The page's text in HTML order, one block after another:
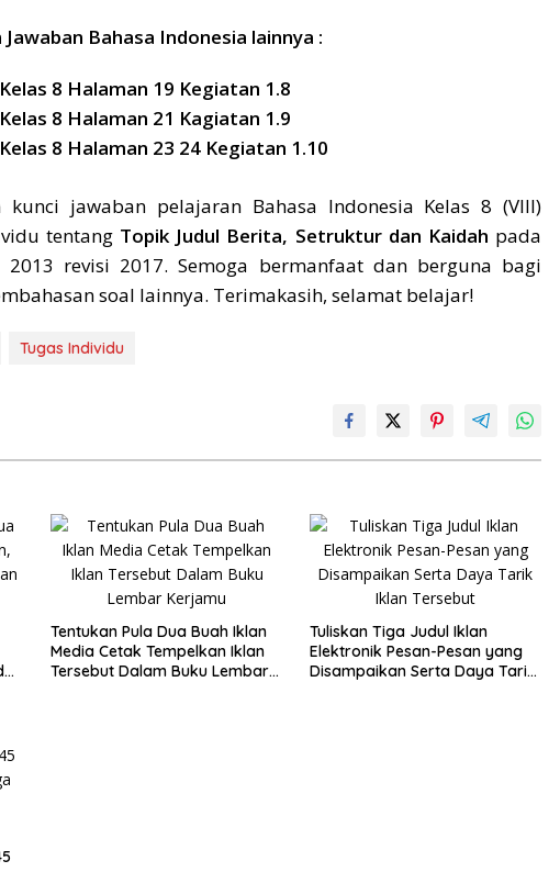
Bahasa Indonesia lainnya :
8 Halaman 19 Kegiatan 1.8
8 Halaman 21 Kagiatan 1.9
8 Halaman 23 24 Kegiatan 1.10
kunci jawaban pelajaran Bahasa Indonesia Kelas 8 (VIII)
tentang Topik Judul Berita, Setruktur dan Kaidah pada
revisi 2017. Semoga bermanfaat dan berguna bagi
soal lainnya. Terimakasih, selamat belajar!
Tugas Individu
Tentukan Pula Dua Buah Iklan
Media Cetak Tempelkan Iklan
Tersebut Dalam Buku Lembar
Tuliskan Tiga Judul Iklan
Elektronik Pesan-Pesan yang
Disampaikan Serta Daya Tarik